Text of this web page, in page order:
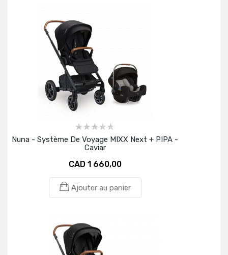
Nuna - Système De Voyage MIXX Next + PIPA -
Caviar
CAD 1 660,00
Ajouter au panier